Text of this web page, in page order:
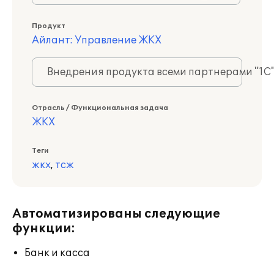
Продукт
Айлант: Управление ЖКХ
Внедрения продукта всеми партнерами
Отрасль / Функциональная задача
ЖКХ
Теги
жкх, тсж
Автоматизированы следующие
функции:
Банк и касса